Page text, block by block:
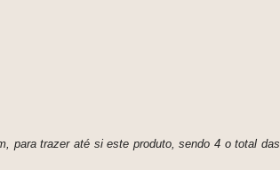
para trazer até si este produto, sendo 4 o total das